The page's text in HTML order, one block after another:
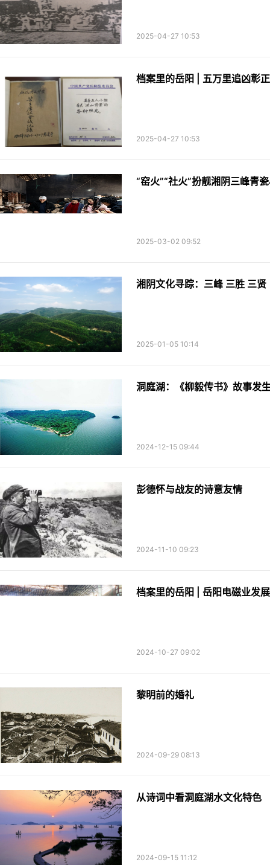
2025-04-27 10:53
档案里的岳阳 | 五万里追凶彰
2025-04-27 10:53
“窑火”“社火”扮靓湘阴三峰青
2025-03-02 09:52
湘阴文化寻踪：三峰 三胜 三贤
2025-01-05 10:14
洞庭湖：《柳毅传书》故事发
2024-12-15 09:44
彭德怀与战友的诗意友情
2024-11-10 09:23
档案里的岳阳 | 岳阳电磁业发
2024-10-27 09:02
黎明前的婚礼
2024-09-29 08:13
从诗词中看洞庭湖水文化特色
2024-09-15 11:12